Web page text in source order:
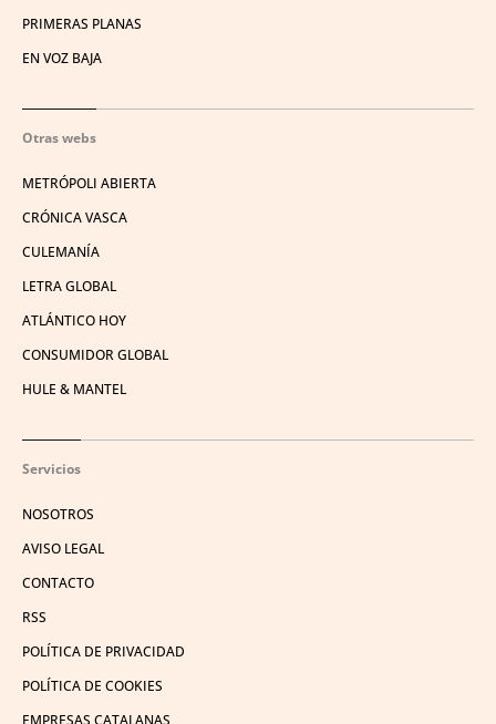
PRIMERAS PLANAS
EN VOZ BAJA
Otras webs
METRÓPOLI ABIERTA
CRÓNICA VASCA
CULEMANÍA
LETRA GLOBAL
ATLÁNTICO HOY
CONSUMIDOR GLOBAL
HULE & MANTEL
Servicios
NOSOTROS
AVISO LEGAL
CONTACTO
RSS
POLÍTICA DE PRIVACIDAD
POLÍTICA DE COOKIES
EMPRESAS CATALANAS